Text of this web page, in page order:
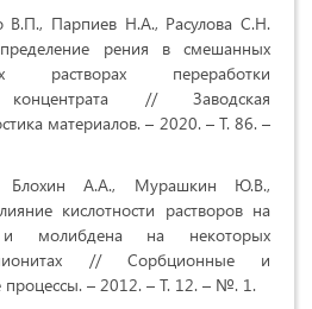
Парпиев Н.А., Расулова С.Н.
рения в смешанных
растворах переработки
концентрата // Заводская
материалов. – 2020. – Т. 86. –
Блохин А.А., Мурашкин Ю.В.,
кислотности растворов на
молибдена на некоторых
// Сорбционные и
процессы. – 2012. – Т. 12. – №. 1.